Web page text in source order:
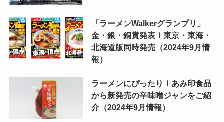
「ラーメンWalkerグランプリ」
金・銀・銅賞発表！東京・東海・
北海道版同時発売（2024年9月情
報）
ラーメンにぴったり！あみ印食品
から新発売の辛味噌ジャンをご紹
介（2024年9月情報）